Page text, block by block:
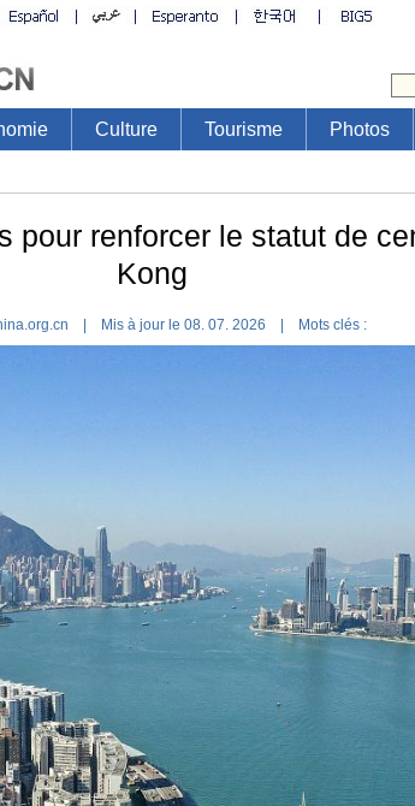
Culture Tourisme Photos
pour renforcer le statut de
Kong
| Mis à jour le 08. 07. 2026 | Mots clés :